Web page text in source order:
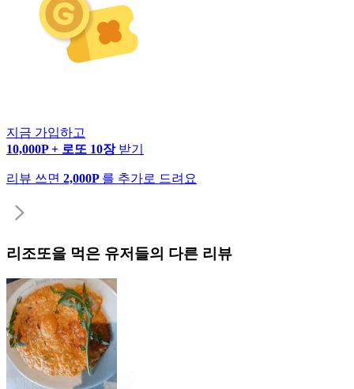
지금 가입하고
10,000P + 로또 10장 받기
리뷰 쓰면 2,000P 를 추가로 드려요
리조또을 먹은 유저들의 다른 리뷰